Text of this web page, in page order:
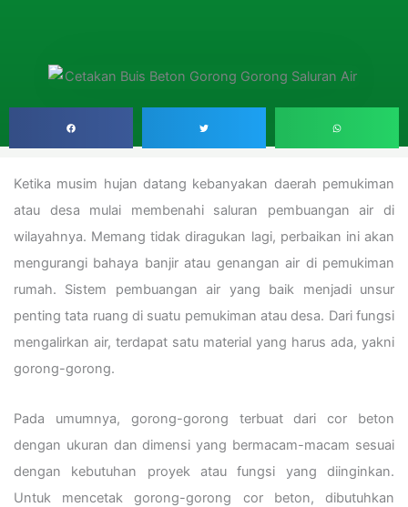
Ketika musim hujan datang kebanyakan daerah pemukiman
atau desa mulai membenahi saluran pembuangan air di
wilayahnya. Memang tidak diragukan lagi, perbaikan ini akan
mengurangi bahaya banjir atau genangan air di pemukiman
rumah. Sistem pembuangan air yang baik menjadi unsur
penting tata ruang di suatu pemukiman atau desa. Dari fungsi
mengalirkan air, terdapat satu material yang harus ada, yakni
gorong-gorong.
Pada umumnya, gorong-gorong terbuat dari cor beton
dengan ukuran dan dimensi yang bermacam-macam sesuai
dengan kebutuhan proyek atau fungsi yang diinginkan.
Untuk mencetak gorong-gorong cor beton, dibutuhkan